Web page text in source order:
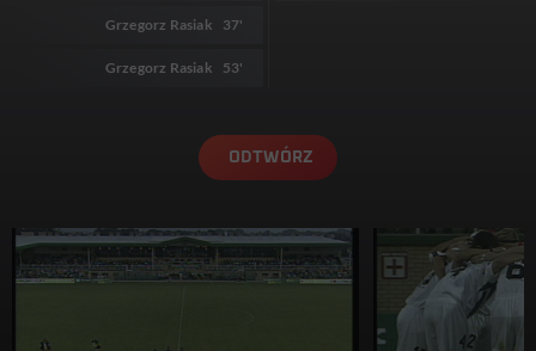
Grzegorz Rasiak 37'
Grzegorz Rasiak 53'
ODTWÓRZ